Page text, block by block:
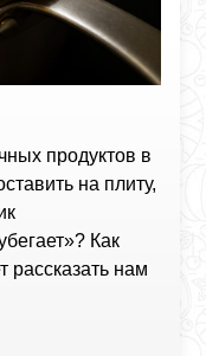
продуктов в
на плиту,
Как
рассказать нам